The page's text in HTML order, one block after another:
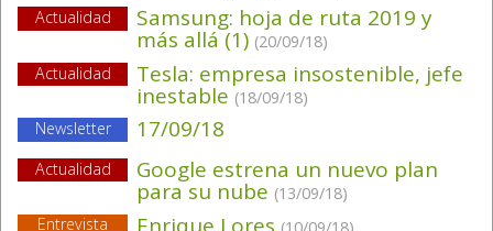
Actualidad
Samsung: hoja de ruta 2019 y
más allá (1) (20/09/18)
Actualidad
Tesla: empresa insostenible, jefe
inestable(18/09/18)
Newsletter
17/09/18
Actualidad Google estrena un nuevo plan
para su nube (13/09/18)
Entrevista
Enrique Lores (10/09/18)